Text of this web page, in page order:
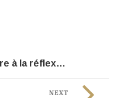
5 raisons de se mettre à la réflexologie
NEXT